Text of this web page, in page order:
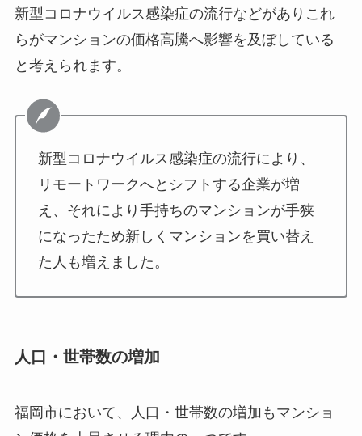
新型コロナウイルス感染症の流行などがありこれ
らがマンションの価格高騰へ影響を及ぼしている
と考えられます。
新型コロナウイルス感染症の流行により、
リモートワークへとシフトする企業が増
え、それにより手持ちのマンションが手狭
になったため新しくマンションを買い替え
た人も増えました。
人口・世帯数の増加
福岡市において、人口・世帯数の増加もマンショ